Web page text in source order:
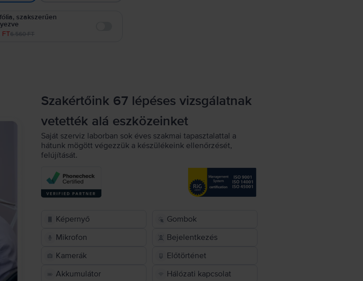
szakszerűen
FT6.560 FT
Szakértőink 67 lépéses vizsgálatnak
vetették alá eszközeinket
Saját szerviz laborban sok éves szakmai tapasztalattal a
hátunk mögött végezzük a készülékeink ellenőrzését,
felújítását.
Képernyő
Gombok
Mikrofon
Bejelentkezés
Kamerák
Előtörténet
Akkumulátor
Hálózati kapcsolat